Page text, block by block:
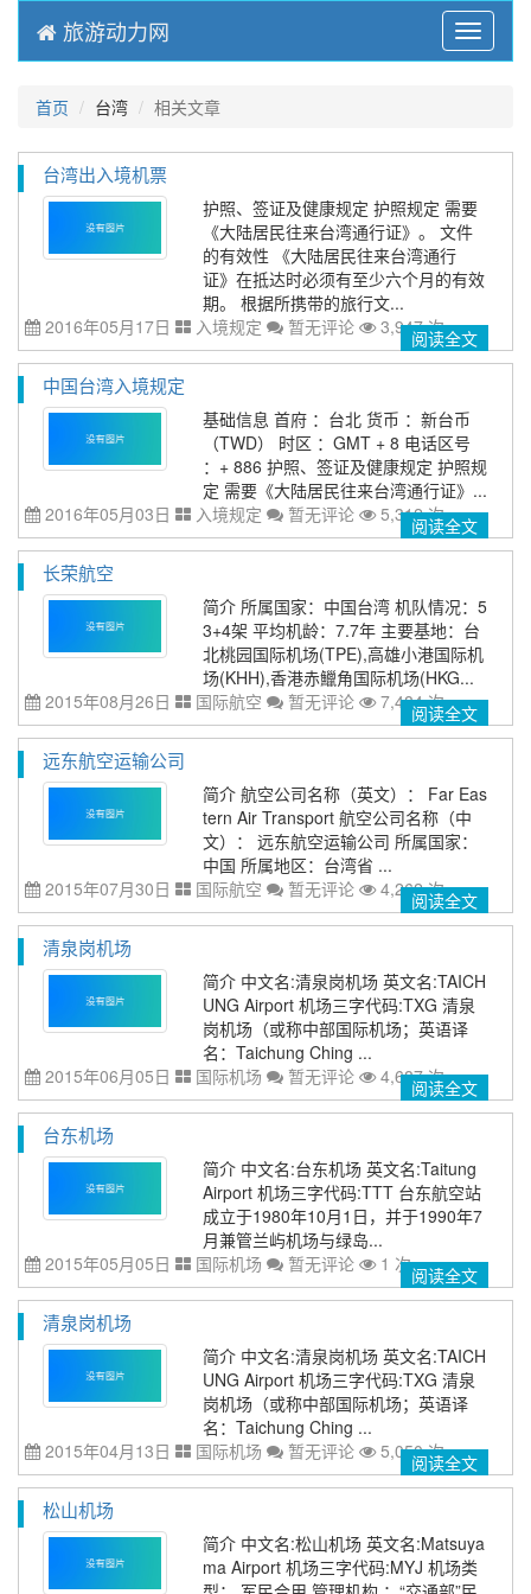
Menu
旅游动力网
首页 台湾 相关文章
台湾出入境机票
护照、签证及健康规定 护照规定 需要
《大陆居民往来台湾通行证》。 文件
的有效性 《大陆居民往来台湾通行
证》在抵达时必须有至少六个月的有效
期。 根据所携带的旅行文...
2016年05月17日
入境规定 暂无评论 3,947 次阅读全文
中国台湾入境规定
基础信息 首府 ：台北 货币 ：新台币
（TWD） 时区 ：GMT + 8 电话区号
：+ 886 护照、签证及健康规定 护照规
定 需要《大陆居民往来台湾通行证》...
2016年05月03日
入境规定 暂无评论 5,312 次阅读全文
长荣航空
简介 所属国家：中国台湾 机队情况：5
3+4架 平均机龄：7.7年 主要基地：台
北桃园国际机场(TPE),高雄小港国际机
场(KHH),香港赤鱲角国际机场(HKG...
2015年08月26日
国际航空 暂无评论 7,484 次阅读全文
远东航空运输公司
简介 航空公司名称（英文）： Far Eas
tern Air Transport 航空公司名称（中
文）： 远东航空运输公司 所属国家：
中国 所属地区：台湾省 ...
2015年07月30日
国际航空 暂无评论 4,262 次阅读全文
清泉岗机场
简介 中文名:清泉岗机场 英文名:TAICH
UNG Airport 机场三字代码:TXG 清泉
岗机场（或称中部国际机场；英语译
名：Taichung Ching ...
2015年06月05日
国际机场 暂无评论 4,687 次阅读全文
台东机场
简介 中文名:台东机场 英文名:Taitung
Airport 机场三字代码:TTT 台东航空站
成立于1980年10月1日，并于1990年7
月兼管兰屿机场与绿岛...
2015年05月05日
国际机场 暂无评论 1 次阅读全文
清泉岗机场
简介 中文名:清泉岗机场 英文名:TAICH
UNG Airport 机场三字代码:TXG 清泉
岗机场（或称中部国际机场；英语译
名：Taichung Ching ...
2015年04月13日
国际机场 暂无评论 5,050 次阅读全文
松山机场
简介 中文名:松山机场 英文名:Matsuya
ma Airport 机场三字代码:MYJ 机场类